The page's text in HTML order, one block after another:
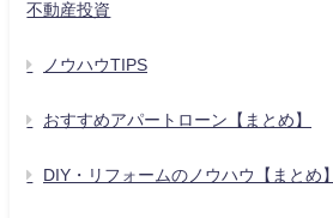
不動産投資
ノウハウTIPS
おすすめアパートローン【まとめ】
DIY・リフォームのノウハウ【まとめ】